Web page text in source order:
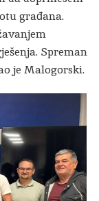
građana.
Spreman
je Malogorski.